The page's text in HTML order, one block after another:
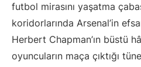
futbol mirasını yaşatma
koridorlarında Arsenal’in
Herbert Chapman’ın büstü
oyuncuların maça çıktığı